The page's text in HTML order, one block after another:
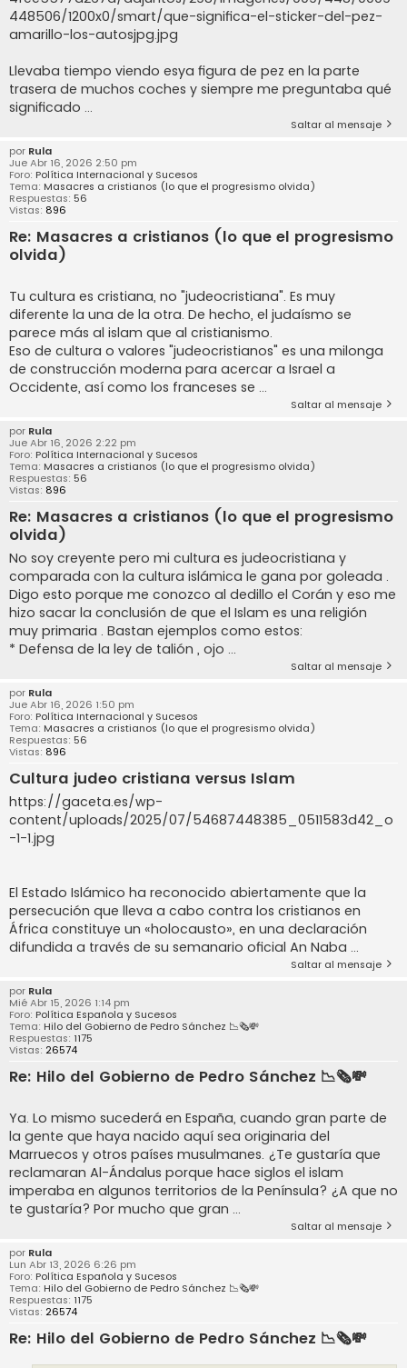
448506/1200x0/smart/que-significa-el-sticker-del-pez-
amarillo-los-autosjpg.jpg
Llevaba tiempo viendo esya figura de pez en la parte
trasera de muchos coches y siempre me preguntaba qué
significado ...
Saltar al mensaje
por Rula
Jue Abr 16, 2026 2:50 pm
Foro: Política Internacional y Sucesos
Tema: Masacres a cristianos (lo que el progresismo olvida)
Respuestas: 56
Vistas: 896
Re: Masacres a cristianos (lo que el progresismo
olvida)
Tu cultura es cristiana, no "judeocristiana". Es muy
diferente la una de la otra. De hecho, el judaísmo se
parece más al islam que al cristianismo.
Eso de cultura o valores "judeocristianos" es una milonga
de construcción moderna para acercar a Israel a
Occidente, así como los franceses se ...
Saltar al mensaje
por Rula
Jue Abr 16, 2026 2:22 pm
Foro: Política Internacional y Sucesos
Tema: Masacres a cristianos (lo que el progresismo olvida)
Respuestas: 56
Vistas: 896
Re: Masacres a cristianos (lo que el progresismo
olvida)
No soy creyente pero mi cultura es judeocristiana y
comparada con la cultura islámica le gana por goleada .
Digo esto porque me conozco al dedillo el Corán y eso me
hizo sacar la conclusión de que el Islam es una religión
muy primaria . Bastan ejemplos como estos:
* Defensa de la ley de talión , ojo ...
Saltar al mensaje
por Rula
Jue Abr 16, 2026 1:50 pm
Foro: Política Internacional y Sucesos
Tema: Masacres a cristianos (lo que el progresismo olvida)
Respuestas: 56
Vistas: 896
Cultura judeo cristiana versus Islam
https://gaceta.es/wp-
content/uploads/2025/07/54687448385_0511583d42_o
-1-1.jpg
El Estado Islámico ha reconocido abiertamente que la
persecución que lleva a cabo contra los cristianos en
África constituye un «holocausto», en una declaración
difundida a través de su semanario oficial An Naba ...
Saltar al mensaje
por Rula
Mié Abr 15, 2026 1:14 pm
Foro: Política Española y Sucesos
Tema: Hilo del Gobierno de Pedro Sánchez 📉🗞️💸
Respuestas: 1175
Vistas: 26574
Re: Hilo del Gobierno de Pedro Sánchez 📉🗞️💸
Ya. Lo mismo sucederá en España, cuando gran parte de
la gente que haya nacido aquí sea originaria del
Marruecos y otros países musulmanes. ¿Te gustaría que
reclamaran Al-Ándalus porque hace siglos el islam
imperaba en algunos territorios de la Península? ¿A que no
te gustaría? Por mucho que gran ...
Saltar al mensaje
por Rula
Lun Abr 13, 2026 6:26 pm
Foro: Política Española y Sucesos
Tema: Hilo del Gobierno de Pedro Sánchez 📉🗞️💸
Respuestas: 1175
Vistas: 26574
Re: Hilo del Gobierno de Pedro Sánchez 📉🗞️💸